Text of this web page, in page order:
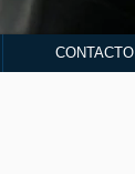
CONTACTO